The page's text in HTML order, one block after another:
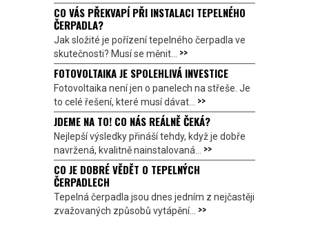
CO VÁS PŘEKVAPÍ PŘI INSTALACI TEPELNÉHO
ČERPADLA?
Jak složité je pořízení tepelného čerpadla ve
skutečnosti? Musí se měnit... >>
FOTOVOLTAIKA JE SPOLEHLIVÁ INVESTICE
Fotovoltaika není jen o panelech na střeše. Je
to celé řešení, které musí dávat... >>
JDEME NA TO! CO NÁS REÁLNĚ ČEKÁ?
Nejlepší výsledky přináší tehdy, když je dobře
navržená, kvalitně nainstalovaná... >>
CO JE DOBRÉ VĚDĚT O TEPELNÝCH
ČERPADLECH
Tepelná čerpadla jsou dnes jedním z nejčastěji
zvažovaných způsobů vytápění... >>